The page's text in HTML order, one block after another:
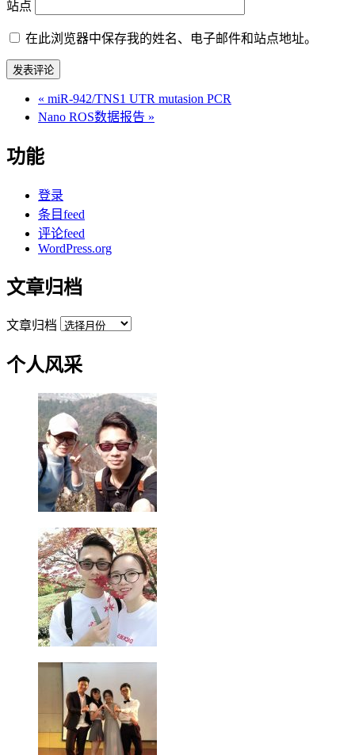
站点
在此浏览器中保存我的姓名、电子邮件和站点地址。
« miR-942/TNS1 UTR mutasion PCR
Nano ROS数据报告 »
功能
登录
条目feed
评论feed
WordPress.org
文章归档
文章归档
个人风采